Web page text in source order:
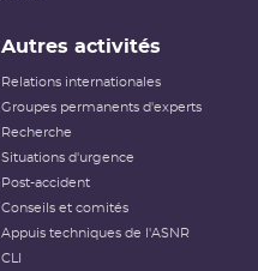
Autres activités
Relations internationales
Groupes permanents d'experts
Recherche
Situations d'urgence
Post-accident
Conseils et comités
Appuis techniques de l'ASNR
CLI